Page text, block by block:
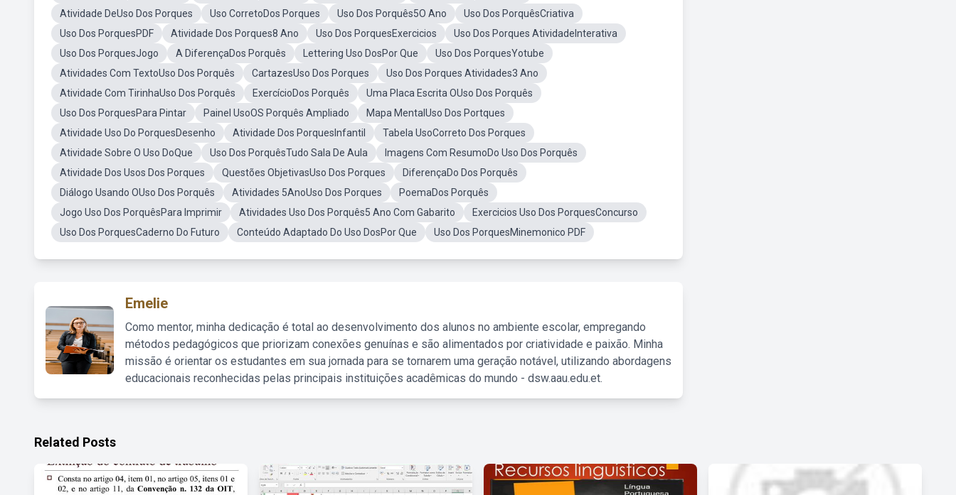
Atividade DeUso Dos Porques
Uso CorretoDos Porques Uso Dos Porquês5O Ano
Uso Dos PorquêsCriativa
Uso Dos PorquesPDF
Atividade Dos Porques8 Ano Uso Dos PorquesExercicios
Uso Dos Porques AtividadeInterativa
Uso Dos PorquesJogo
A DiferençaDos Porquês Lettering Uso DosPor Que
Uso Dos PorquesYotube
Atividades Com TextoUso Dos Porquês
CartazesUso Dos Porques
Uso Dos Porques Atividades3 Ano
Atividade Com TirinhaUso Dos Porquês
ExercícioDos Porquês
Uma Placa Escrita OUso Dos Porquês
Uso Dos PorquesPara Pintar
Painel UsoOS Porquês Ampliado
Mapa MentalUso Dos Portques
Atividade Uso Do PorquesDesenho
Atividade Dos PorquesInfantil
Tabela UsoCorreto Dos Porques
Atividade Sobre O Uso DoQue
Uso Dos PorquêsTudo Sala De Aula
Imagens Com ResumoDo Uso Dos Porquês
Atividade Dos Usos Dos Porques
Questões ObjetivasUso Dos Porques
DiferençaDo Dos Porquês
Diálogo Usando OUso Dos Porquês
Atividades 5AnoUso Dos Porques
PoemaDos Porquês
Jogo Uso Dos PorquêsPara Imprimir
Atividades Uso Dos Porquês5 Ano Com Gabarito
Exercicios Uso Dos PorquesConcurso
Uso Dos PorquesCaderno Do Futuro
Conteúdo Adaptado Do Uso DosPor Que Uso Dos PorquesMinemonico PDF
Emelie
Como mentor, minha dedicação é total ao desenvolvimento dos alunos no ambiente escolar, empregando
métodos pedagógicos que priorizam conexões genuínas e são alimentados por criatividade e paixão. Minha
missão é orientar os estudantes em sua jornada para se tornarem uma geração notável, utilizando abordagens
educacionais reconhecidas pelas principais instituições acadêmicas do mundo - dsw.aau.edu.et.
Related Posts